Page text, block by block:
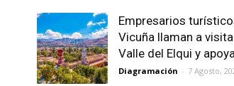
Empresarios
Vicuña llaman a
Valle del Elqui y
Diagramación - 7 Agosto,